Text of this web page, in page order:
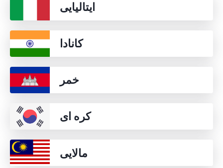
ایتالیایی
کانادا
خمر
کره ای
مالایی